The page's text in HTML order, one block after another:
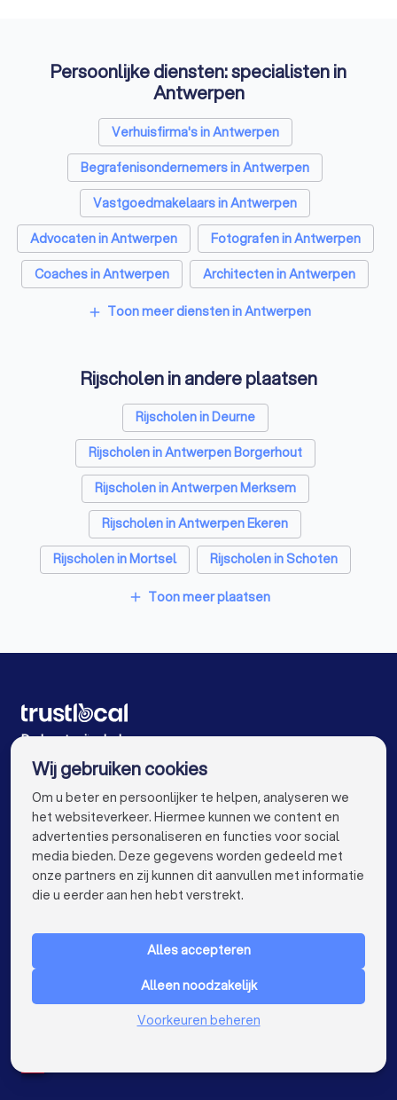
Persoonlijke diensten: specialisten in
Antwerpen
Verhuisfirma's in Antwerpen
Begrafenisondernemers in Antwerpen
Vastgoedmakelaars in Antwerpen
Advocaten in Antwerpen
Fotografen in Antwerpen
Coaches in Antwerpen
Architecten in Antwerpen
Psychologen in Antwerpen
Reisbureaus in Antwerpen
Personal trainers in Antwerpen
add Toon meer diensten in Antwerpen
Rijscholen in andere plaatsen
Rijscholen in Deurne
Rijscholen in Antwerpen Borgerhout
Rijscholen in Antwerpen Merksem
Rijscholen in Antwerpen Ekeren
Rijscholen in Mortsel
Rijscholen in Schoten
Rijscholen in Brasschaat
Rijscholen in Aartselaar
Rijscholen in Gent
Rijscholen in Leuven
Rijscholen in Aalst
Rijscholen in Mechelen
Rijscholen in Hasselt
Rijscholen in Sint-Niklaas
Rijscholen in Genk
Rijscholen in Roeselare
Rijscholen in Beveren
Rijscholen in Dendermonde
Rijscholen in Dilbeek
Rijscholen in Heist-op-den-Berg
Rijscholen in Sint-Truiden
Rijscholen in Lokeren
add Toon meer plaatsen
De beste rijscholen voor u
VOOR PARTICULIEREN keyboard_arrow_down
Nederland
Wij gebruiken cookies
Om u beter en persoonlijker te helpen, analyseren we
het websiteverkeer. Hiermee kunnen we content en
advertenties personaliseren en functies voor social
media bieden. Deze gegevens worden gedeeld met
onze partners en zij kunnen dit aanvullen met informatie
die u eerder aan hen hebt verstrekt.
Alles accepteren
Alleen noodzakelijk
Voorkeuren beheren